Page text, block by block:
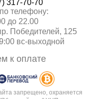
317-70-70
телефону:
до 22.00
Победителей, 125
вc-выходной
к оплате
запрещено, охраняется